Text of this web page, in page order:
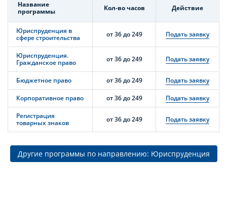
Название
программы
Кол-во часов Действие
Юриспруденция в
сфере строительства
от 36 до 249 Подать заявку
Юриспруденция.
Гражданское право
от 36 до 249 Подать заявку
Бюджетное право от 36 до 249 Подать заявку
Корпоративное право от 36 до 249 Подать заявку
Регистрация
товарных знаков
от 36 до 249 Подать заявку
Другие программы по направлению: Юриспруденция